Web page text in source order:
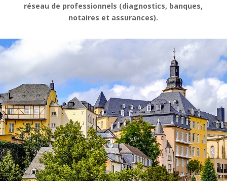
réseau de professionnels (diagnostics, banques,
notaires et assurances).